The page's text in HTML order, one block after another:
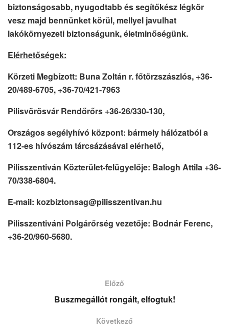
biztonságosabb, nyugodtabb és segítőkész légkör
vesz majd bennünket körül, mellyel javulhat
lakókörnyezeti biztonságunk, életminőségünk.
Elérhetőségek:
Körzeti Megbízott: Buna Zoltán r. főtörzszászlós, +36-
20/489-6705, +36-70/421-7963
Pilisvörösvár Rendőrőrs +36-26/330-130,
Országos segélyhívó központ: bármely hálózatból a
112-es hívószám tárcsázásával elérhető,
Pilisszentiván Közterület-felügyelője: Balogh Attila +36-
70/338-6804.
E-mail: kozbiztonsag@pilisszentivan.hu
Pilisszentiváni Polgárőrség vezetője: Bodnár Ferenc,
+36-20/960-5680.
Előző
Buszmegállót rongált, elfogtuk!
Következő